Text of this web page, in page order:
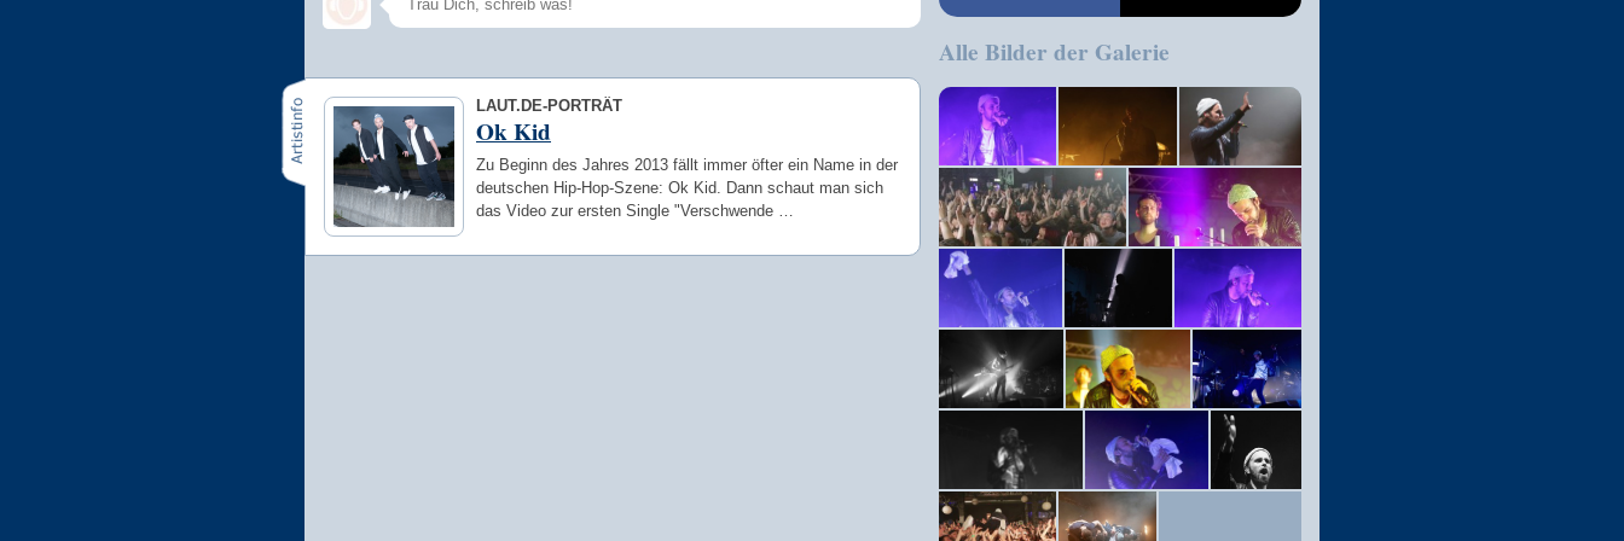
LAUT.DE-PORTRÄT
Ok Kid
Zu Beginn des Jahres 2013 fällt immer öfter ein Name in der
deutschen Hip-Hop-Szene: Ok Kid. Dann schaut man sich
das Video zur ersten Single "Verschwende …
Alle Bilder der Galerie